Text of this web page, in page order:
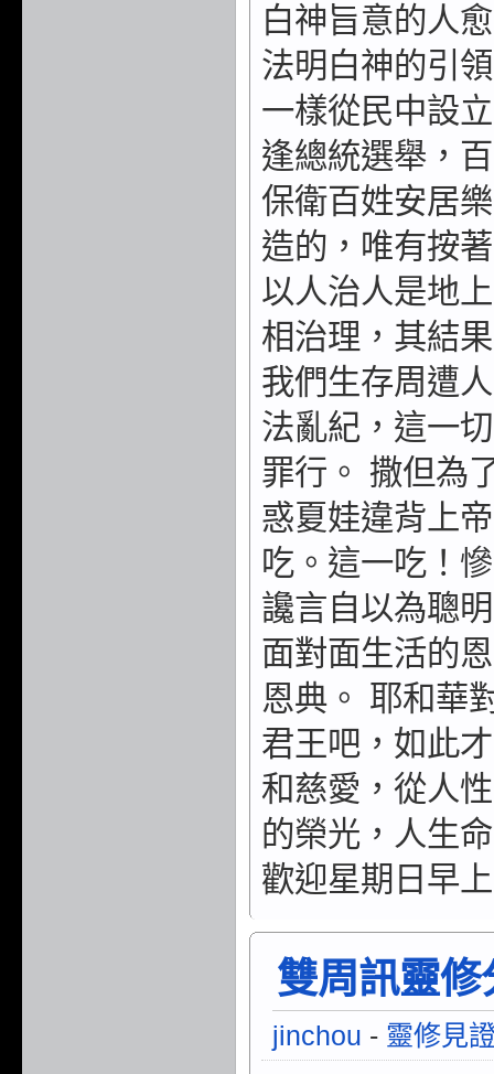
白神旨意的人
法明白神的引
一樣從民中設
逢總統選舉，
保衛百姓安居
造的，唯有按
以人治人是地
相治理，其結
我們生存周遭
法亂紀，這一
罪行。 撒但為
惑夏娃違背上
吃。這一吃！
讒言自以為聰
面對面生活的
恩典。 耶和華
君王吧，如此
和慈愛，從人
的榮光，人生
歡迎星期日早
雙周訊靈
jinchou - 靈修見